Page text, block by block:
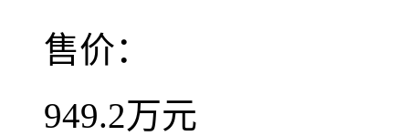
售价：
949.2万元